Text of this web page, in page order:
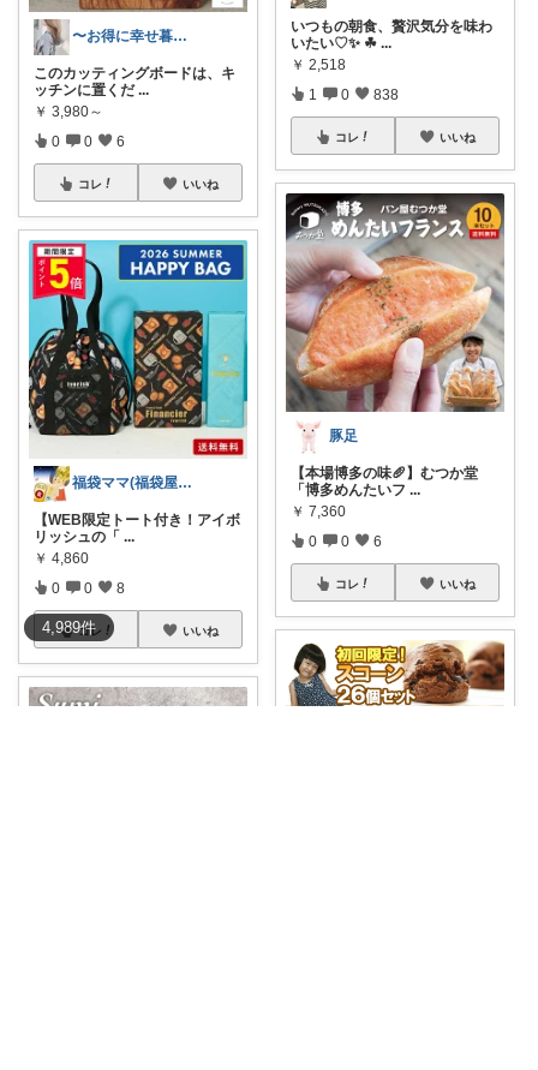
4,989件
〜お得に幸せ暮らし〜
このカッティングボードは、キ
ッチンに置くだ ...
￥ 3,980～
0 0 6
コレ いいね
福袋ママ(福袋屋)フォローワー様より購入
【WEB限定トート付き！アイボ
リッシュの「 ...
￥ 4,860
0 0 8
コレ いいね
いつもの朝食、贅沢気分を味わ
いたい♡✨ ☘ ...
￥ 2,518
1 0 838
コレ いいね
豚足
【本場博多の味🥖】むつか堂
「博多めんたいフ ...
￥ 7,360
0 0 6
コレ いいね